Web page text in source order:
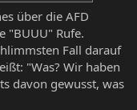
über die AFD
"BUUU" Rufe.
Fall darauf
"Was? Wir haben
davon gewusst, was